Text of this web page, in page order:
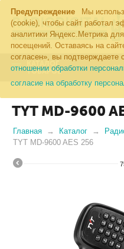
Предупреждение
Мы
(cookie), чтобы сайт работал
аналитики Яндекс.Метрика
посещений. Оставаясь на
согласен», вы подтверждаете
отношении обработки
согласие на обработку
КАТАЛОГ
ТОВАРОВ
TYT MD-9600
Главная Каталог
TYT MD-9600 AES 256